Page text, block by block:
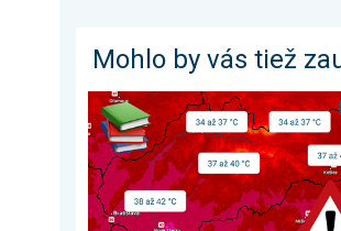
Mohlo by vás tiež
Najteplejšie 3 dni v histórii